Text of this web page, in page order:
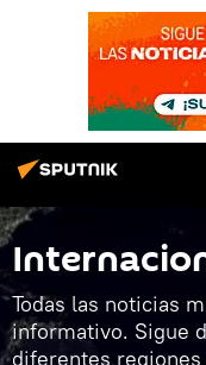
Todas las noticias
informativo. Sigue
diferentes regiones